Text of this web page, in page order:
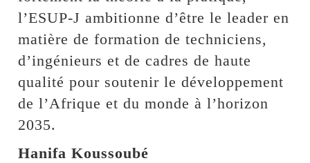
l’ESUP-J ambitionne d’être le leader en
matière de formation de techniciens,
d’ingénieurs et de cadres de haute
qualité pour soutenir le développement
de l’Afrique et du monde à l’horizon
2035.
Hanifa Koussoubé